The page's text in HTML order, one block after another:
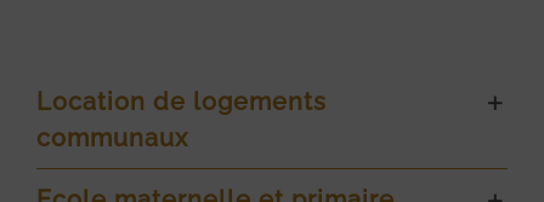
Location de logements
communaux